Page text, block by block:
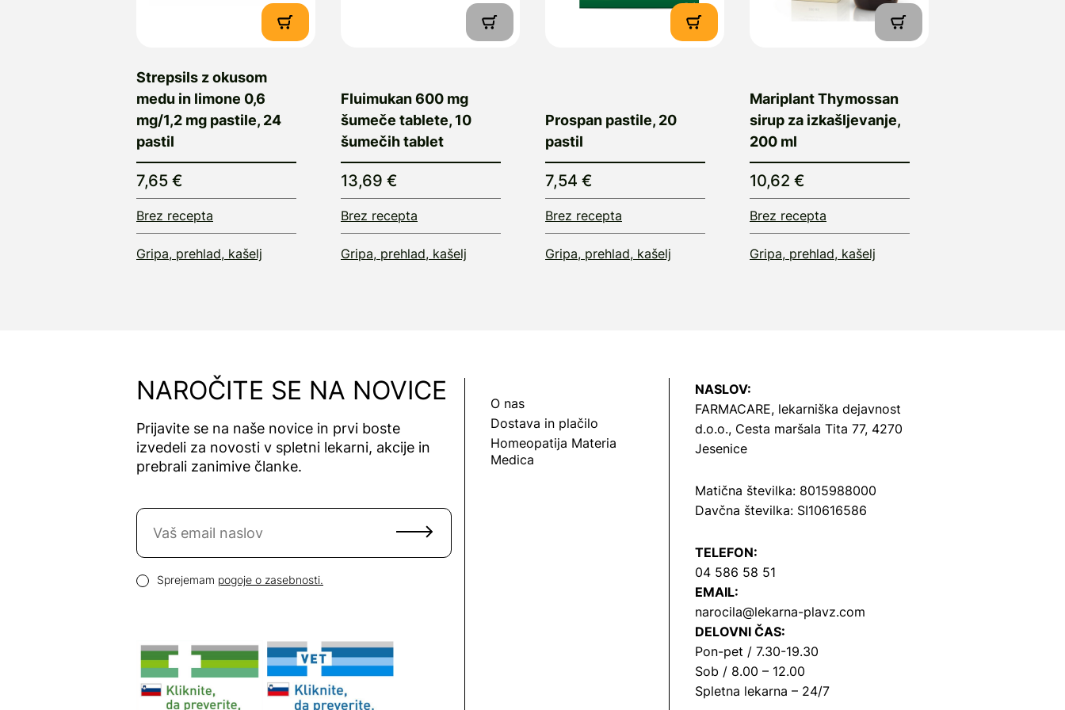
Strepsils z okusom
medu in limone 0,6
mg/1,2 mg pastile, 24
pastil
7,65 €
Brez recepta
Gripa, prehlad, kašelj
Fluimukan 600 mg
šumeče tablete, 10
šumečih tablet
13,69 €
Brez recepta
Gripa, prehlad, kašelj
Prospan pastile, 20
pastil
7,54 €
Brez recepta
Gripa, prehlad, kašelj
Mariplant Thymossan
sirup za izkašljevanje,
200 ml
10,62 €
Brez recepta
Gripa, prehlad, kašelj
NAROČITE SE NA NOVICE
Prijavite se na naše novice in prvi boste
izvedeli za novosti v spletni lekarni, akcije in
prebrali zanimive članke.
Naročite se na novice
Pogoji zasebnosti
Sprejemam pogoje o zasebnosti.
O nas
Dostava in plačilo
Homeopatija Materia
Medica
NASLOV:
FARMACARE, lekarniška dejavnost
d.o.o., Cesta maršala Tita 77, 4270
Jesenice
Matična številka: 8015988000
Davčna številka: SI10616586
TELEFON:
04 586 58 51
EMAIL:
narocila@lekarna-plavz.com
DELOVNI ČAS:
Pon-pet / 7.30-19.30
Sob / 8.00 – 12.00
Spletna lekarna – 24/7